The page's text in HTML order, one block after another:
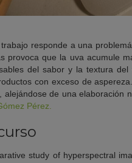
responde a una
provoca que la uva acumule
del sabor y la textura
con exceso de
de una elaboración
Pérez.
study of hyperspectral